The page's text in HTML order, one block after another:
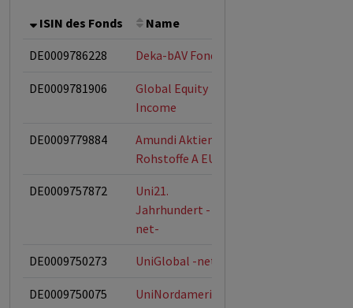
ISIN des Fonds Name
DE0009786228 Deka-bAV Fonds
DE0009781906
Global Equity
Income
DE0009779884
Amundi Aktien
Rohstoffe A EUR
DE0009757872
Uni21.
Jahrhundert -
net-
DE0009750273 UniGlobal -net-
DE0009750075 UniNordamerika